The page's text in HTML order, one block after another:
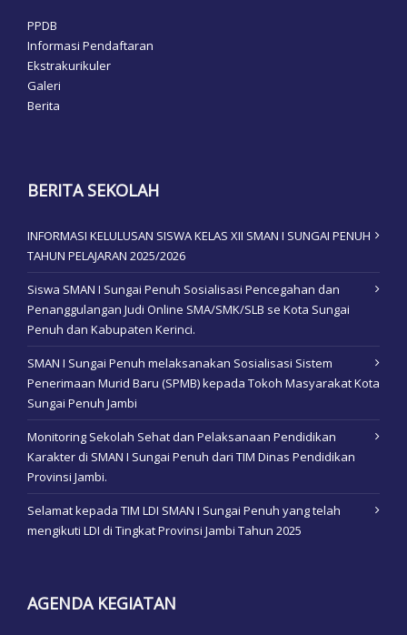
PPDB
Informasi Pendaftaran
Ekstrakurikuler
Galeri
Berita
BERITA SEKOLAH
INFORMASI KELULUSAN SISWA KELAS XII SMAN I SUNGAI PENUH
TAHUN PELAJARAN 2025/2026
Siswa SMAN I Sungai Penuh Sosialisasi Pencegahan dan
Penanggulangan Judi Online SMA/SMK/SLB se Kota Sungai
Penuh dan Kabupaten Kerinci.
SMAN I Sungai Penuh melaksanakan Sosialisasi Sistem
Penerimaan Murid Baru (SPMB) kepada Tokoh Masyarakat Kota
Sungai Penuh Jambi
Monitoring Sekolah Sehat dan Pelaksanaan Pendidikan
Karakter di SMAN I Sungai Penuh dari TIM Dinas Pendidikan
Provinsi Jambi.
Selamat kepada TIM LDI SMAN I Sungai Penuh yang telah
mengikuti LDI di Tingkat Provinsi Jambi Tahun 2025
AGENDA KEGIATAN